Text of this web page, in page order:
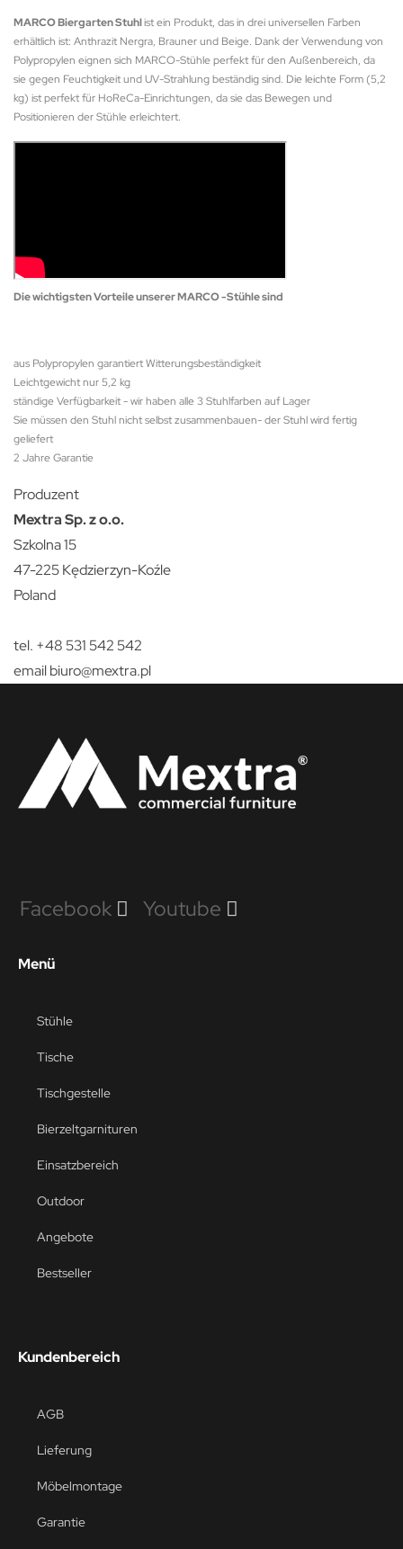
MARCO Biergarten Stuhlist ein Produkt, das in drei universellen Farben
erhältlich ist: Anthrazit Nergra, Brauner und Beige. Dank der Verwendung von
Polypropylen eignen sich MARCO-Stühle perfekt für den Außenbereich, da
sie gegen Feuchtigkeit und UV-Strahlung beständig sind. Die leichte Form (5,2
kg) ist perfekt für HoReCa-Einrichtungen, da sie das Bewegen und
Positionieren der Stühle erleichtert.
Die wichtigsten Vorteile unserer MARCO -Stühle sind
aus Polypropylen garantiert Witterungsbeständigkeit
Leichtgewicht nur 5,2 kg
ständige Verfügbarkeit - wir haben alle 3 Stuhlfarben auf Lager
Sie müssen den Stuhl nicht selbst zusammenbauen- der Stuhl wird fertig
geliefert
2 Jahre Garantie
Produzent
Mextra Sp. z o.o.
Szkolna 15
47-225 Kędzierzyn-Koźle
Poland
tel. +48 531 542 542
emailbiuro@mextra.pl
Facebook Youtube
Menü
Stühle
Tische
Tischgestelle
Bierzeltgarnituren
Einsatzbereich
Outdoor
Angebote
Bestseller
Kundenbereich
AGB
Lieferung
Möbelmontage
Garantie